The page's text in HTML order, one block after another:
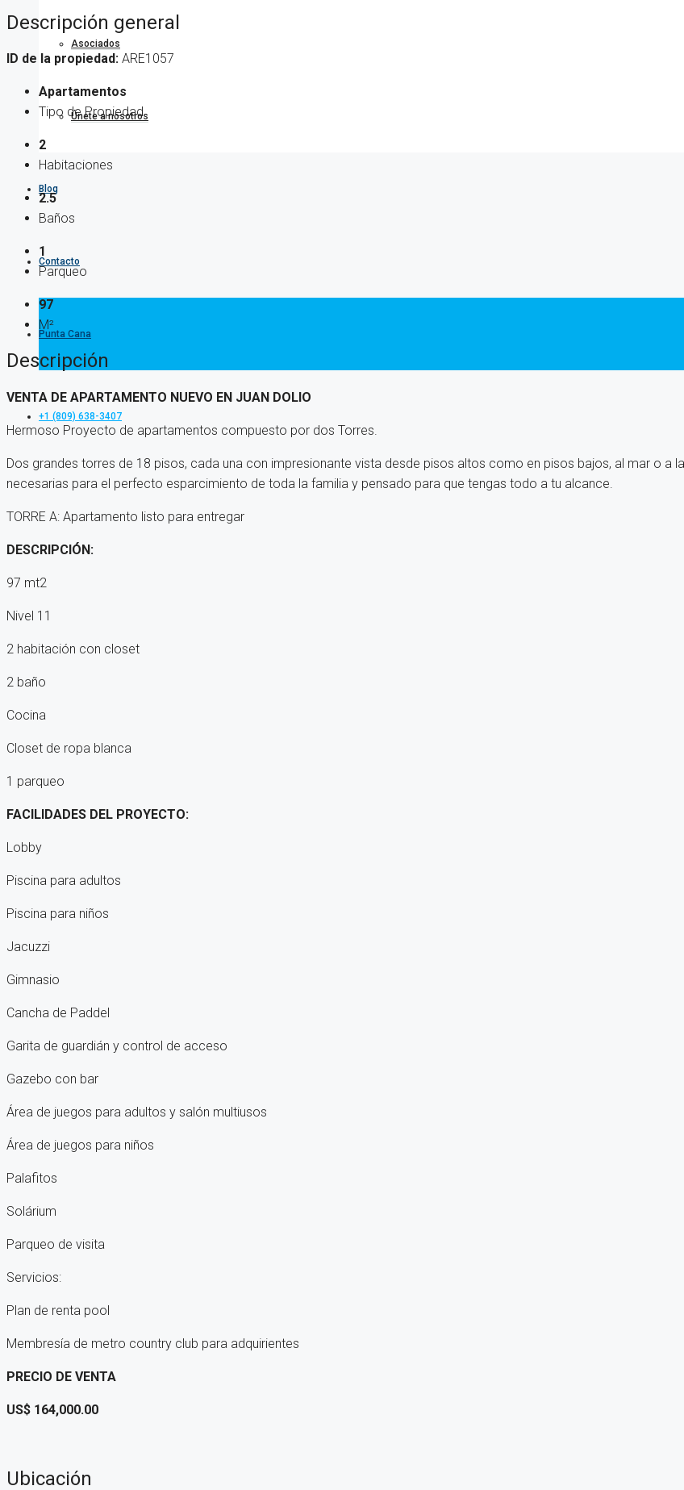
Asociados
Únete a nosotros
Blog
Contacto
Punta Cana
+1 (809) 638-3407
Descripción general
ID de la propiedad: ARE1057
Apartamentos
Tipo de Propiedad
2
Habitaciones
2.5
Baños
1
Parqueo
97
M²
Descripción
VENTA DE APARTAMENTO NUEVO EN JUAN DOLIO
Hermoso Proyecto de apartamentos compuesto por dos Torres.
Dos grandes torres de 18 pisos, cada una con impresionante vista desde pisos altos como en pisos bajos, al mar o a
necesarias para el perfecto esparcimiento de toda la familia y pensado para que tengas todo a tu alcance.
TORRE A: Apartamento listo para entregar
DESCRIPCIÓN:
97 mt2
Nivel 11
2 habitación con closet
2 baño
Cocina
Closet de ropa blanca
1 parqueo
FACILIDADES DEL PROYECTO:
Lobby
Piscina para adultos
Piscina para niños
Jacuzzi
Gimnasio
Cancha de Paddel
Garita de guardián y control de acceso
Gazebo con bar
Área de juegos para adultos y salón multiusos
Área de juegos para niños
Palafitos
Solárium
Parqueo de visita
Servicios:
Plan de renta pool
Membresía de metro country club para adquirientes
PRECIO DE VENTA
US$ 164,000.00
Ubicación